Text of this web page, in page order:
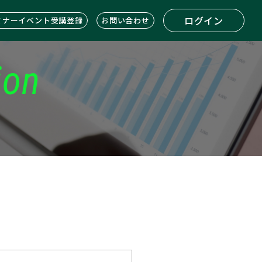
ナーイベント受講登録 お問い合わせ ログイン